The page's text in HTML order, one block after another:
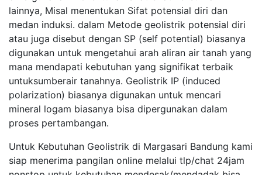
lainnya, Misal menentukan Sifat potensial diri dan
medan induksi. dalam Metode geolistrik potensial diri
atau juga disebut dengan SP (self potential) biasanya
digunakan untuk mengetahui arah aliran air tanah yang
mana mendapati kebutuhan yang signifikat terbaik
untuksumberair tanahnya. Geolistrik IP (induced
polarization) biasanya digunakan untuk mencari
mineral logam biasanya bisa dipergunakan dalam
proses pertambangan.
Untuk Kebutuhan Geolistrik di Margasari Bandung kami
siap menerima pangilan online melalui tlp/chat 24jam